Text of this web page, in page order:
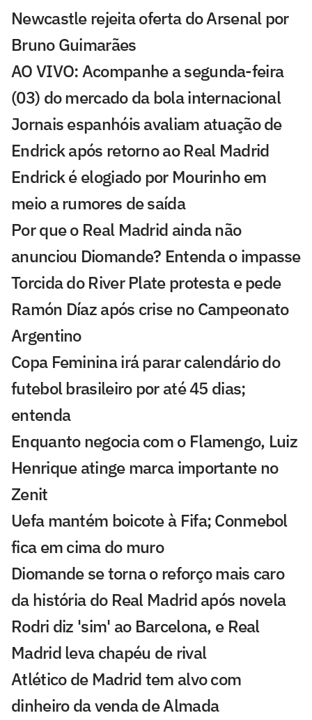
Newcastle rejeita oferta do Arsenal por
Bruno Guimarães
AO VIVO: Acompanhe a segunda-feira
(03) do mercado da bola internacional
Jornais espanhóis avaliam atuação de
Endrick após retorno ao Real Madrid
Endrick é elogiado por Mourinho em
meio a rumores de saída
Por que o Real Madrid ainda não
anunciou Diomande? Entenda o impasse
Torcida do River Plate protesta e pede
Ramón Díaz após crise no Campeonato
Argentino
Copa Feminina irá parar calendário do
futebol brasileiro por até 45 dias;
entenda
Enquanto negocia com o Flamengo, Luiz
Henrique atinge marca importante no
Zenit
Uefa mantém boicote à Fifa; Conmebol
fica em cima do muro
Diomande se torna o reforço mais caro
da história do Real Madrid após novela
Rodri diz 'sim' ao Barcelona, e Real
Madrid leva chapéu de rival
Atlético de Madrid tem alvo com
dinheiro da venda de Almada